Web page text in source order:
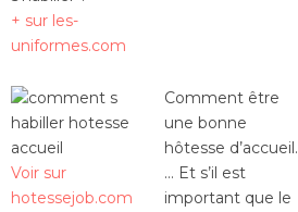
+ sur les-
uniformes.com
Voir sur
hotessejob.com
Comment être
une bonne
hôtesse d’accueil.
… Et s’il est
important que le